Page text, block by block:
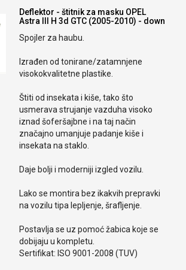
Deflektor - štitnik za masku OPEL
Astra III H 3d GTC (2005-2010) - down
Spojler za haubu.
Izrađen od tonirane/zatamnjene
visokokvalitetne plastike.
Štiti od insekata i kiše, tako što
usmerava strujanje vazduha visoko
iznad šoferšajbne i na taj način
značajno umanjuje padanje kiše i
insekata na staklo.
Daje bolji i moderniji izgled vozilu.
Lako se montira bez ikakvih prepravki
na vozilu tipa lepljenje, šrafljenje.
Postavlja se uz pomoć žabica koje se
dobijaju u kompletu.
Sertifikat: ISO 9001-2008 (TUV)